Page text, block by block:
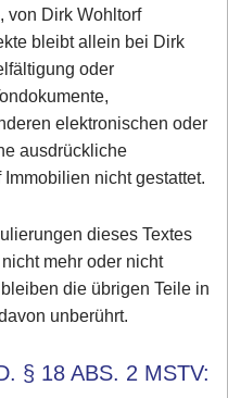
von Dirk Wohltorf
bleibt allein bei Dirk
oder
elektronischen oder
ausdrückliche
nicht gestattet.
dieses Textes
mehr oder nicht
die übrigen Teile in
unberührt.
§ 18 ABS. 2 MSTV: